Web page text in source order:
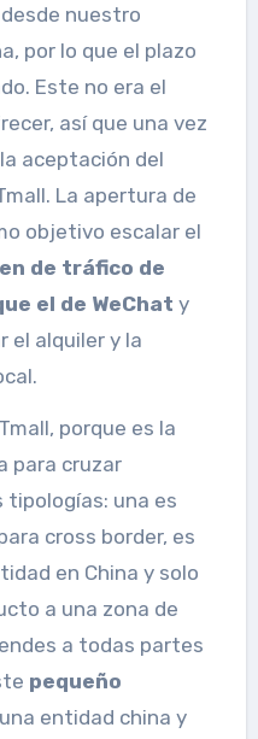
nuestro
por lo que el plazo
Este no era el
así que una vez
aceptación del
La apertura de
objetivo escalar el
de tráfico de
el de WeChat y
el alquiler y la
porque es la
para cruzar
una es
cross border, es
en China y solo
a una zona de
a todas partes
pequeño
entidad china y